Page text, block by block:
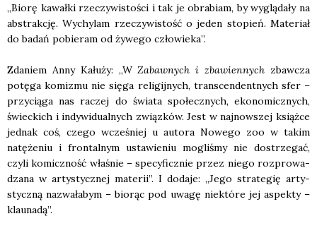
„Bio­rę kawał­ki rze­czy­wi­sto­ści i tak je obra­biam, by wyglą­da­ły na
abs­trak­cję. Wychy­lam rze­czy­wi­stość o jeden sto­pień. Mate­riał
do badań pobie­ram od żywe­go czło­wie­ka”.
Zda­niem Anny Kału­ży: „W Zabaw­nych i zba­wien­nych zbaw­cza
potę­ga komi­zmu nie się­ga reli­gij­nych, trans­cen­dent­nych sfer –
przy­cią­ga nas raczej do świa­ta spo­łecz­nych, eko­no­micz­nych,
świec­kich i indy­wi­du­al­nych związ­ków. Jest w naj­now­szej książ­ce
jed­nak coś, cze­go wcze­śniej u auto­ra Nowe­go zoo w takim
natę­że­niu i fron­tal­nym usta­wie­niu mogli­śmy nie dostrze­gać,
czy­li komicz­ność wła­śnie – spe­cy­ficz­nie przez nie­go roz­pro­wa­
dza­na w arty­stycz­nej mate­rii”. I doda­je: „Jego stra­te­gię arty­
stycz­ną nazwa­ła­bym – bio­rąc pod uwa­gę nie­któ­re jej aspek­ty –
klau­na­dą”.